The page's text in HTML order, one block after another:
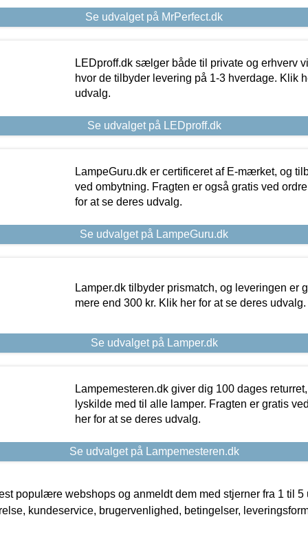
Se udvalget på MrPerfect.dk
LEDproff.dk sælger både til private og erhverv
hvor de tilbyder levering på 1-3 hverdage. Klik
udvalg.
Se udvalget på LEDproff.dk
LampeGuru.dk er certificeret af E-mærket, og
ved ombytning. Fragten er også gratis ved
for at se deres udvalg.
Se udvalget på LampeGuru.dk
Lamper.dk tilbyder prismatch, og leveringen er
mere end 300 kr. Klik her for at se deres udvalg.
Se udvalget på Lamper.dk
Lampemesteren.dk giver dig 100 dages
lyskilde med til alle lamper. Fragten er gratis
her for at se deres udvalg.
Se udvalget på Lampemesteren.dk
populære webshops og anmeldt dem med stjerner fra 1 til 5
kundeservice, brugervenlighed, betingelser,